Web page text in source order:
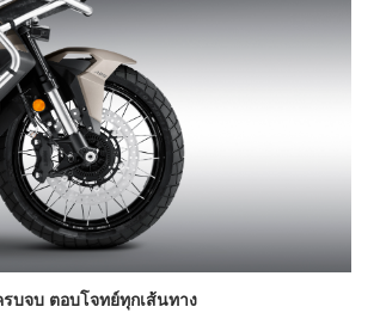
บจบ ตอบโจทย์ทุกเส้นทาง